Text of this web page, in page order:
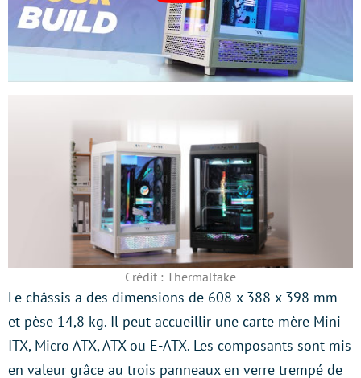
Crédit : Thermaltake
Le châssis a des dimensions de 608 x 388 x 398 mm
et pèse 14,8 kg. Il peut accueillir une carte mère Mini
ITX, Micro ATX, ATX ou E-ATX. Les composants sont mis
en valeur grâce au trois panneaux en verre trempé de